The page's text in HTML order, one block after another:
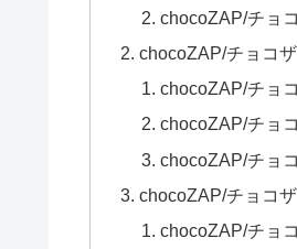
chocoZAP/チョ
chocoZAP/チョコ
chocoZAP/チョ
chocoZAP/チョ
chocoZAP/チョ
chocoZAP/チョコ
chocoZAP/チョ